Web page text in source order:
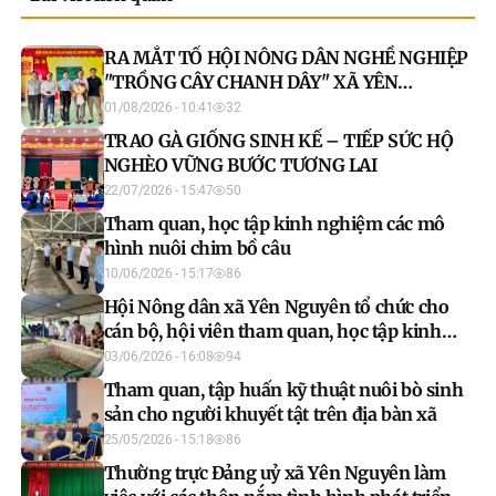
RA MẮT TỔ HỘI NÔNG DÂN NGHỀ NGHIỆP
"TRỒNG CÂY CHANH DÂY" XÃ YÊN
NGUYÊN
01/08/2026 - 10:41 32
TRAO GÀ GIỐNG SINH KẾ – TIẾP SỨC HỘ
NGHÈO VỮNG BƯỚC TƯƠNG LAI
22/07/2026 - 15:47 50
Tham quan, học tập kinh nghiệm các mô
hình nuôi chim bồ câu
10/06/2026 - 15:17 86
Hội Nông dân xã Yên Nguyên tổ chức cho
cán bộ, hội viên tham quan, học tập kinh
nghiệm mô hình phát triển kinh tế trên địa
bàn
03/06/2026 - 16:08 94
Tham quan, tập huấn kỹ thuật nuôi bò sinh
sản cho người khuyết tật trên địa bàn xã
25/05/2026 - 15:18 86
Thường trực Đảng uỷ xã Yên Nguyên làm